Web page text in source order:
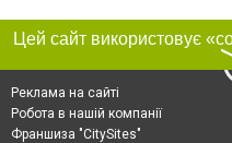
Реклама на сайті
Робота в нашій компанії
Франшиза "CitySites"